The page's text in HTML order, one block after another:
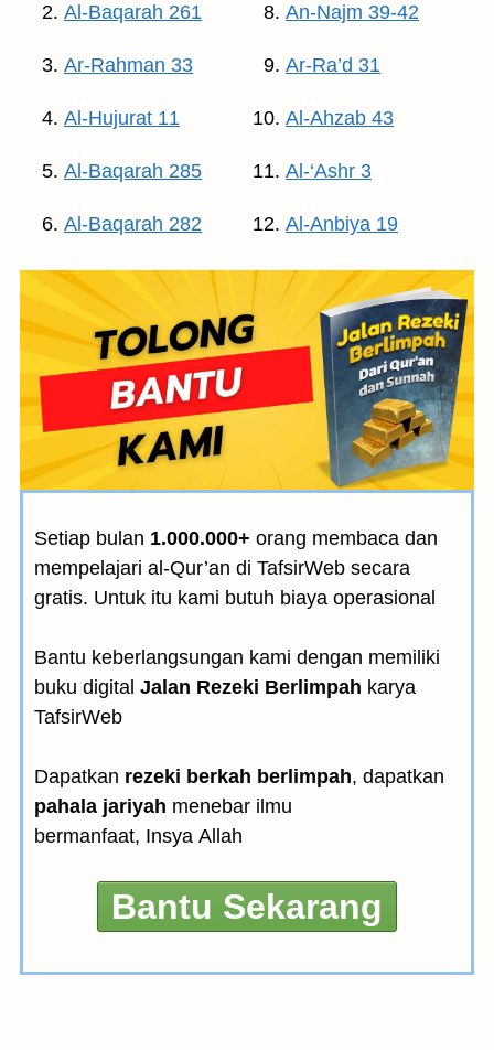
Al-Baqarah 261
Ar-Rahman 33
Al-Hujurat 11
Al-Baqarah 285
Al-Baqarah 282
An-Najm 39-42
Ar-Ra’d 31
Al-Ahzab 43
Al-‘Ashr 3
Al-Anbiya 19
Setiap bulan 1.000.000+ orang membaca dan
mempelajari al-Qur’an di TafsirWeb secara
gratis. Untuk itu kami butuh biaya operasional
Bantu keberlangsungan kami dengan memiliki
buku digital Jalan Rezeki Berlimpah karya
TafsirWeb
Dapatkan rezeki berkah berlimpah, dapatkan
pahala jariyah menebar ilmu
bermanfaat, Insya Allah
Bantu Sekarang